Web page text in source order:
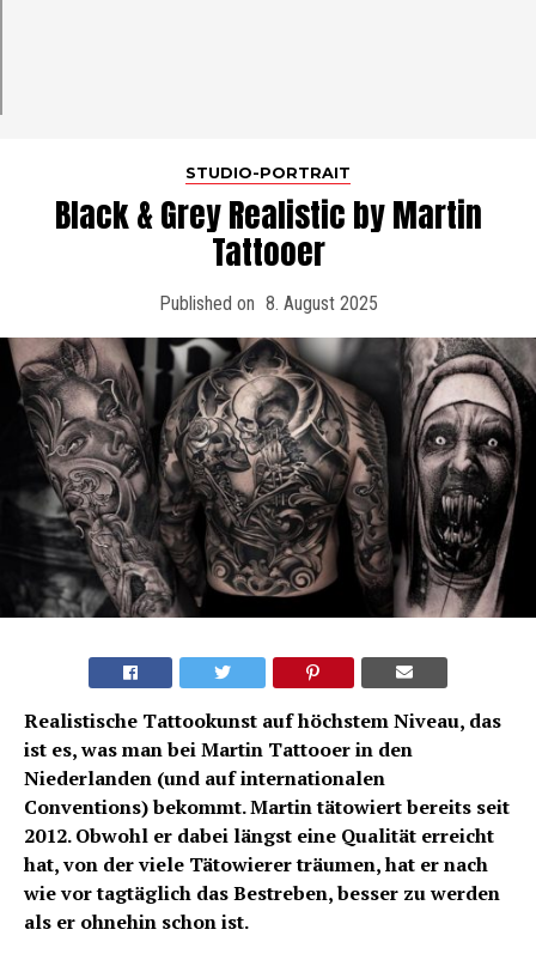
STUDIO-PORTRAIT
Black & Grey Realistic by Martin
Tattooer
Published on 8. August 2025
Realistische Tattookunst auf höchstem Niveau, das
ist es, was man bei Martin Tattooer in den
Niederlanden (und auf internationalen
Conventions) bekommt. Martin tätowiert bereits seit
2012. Obwohl er dabei längst eine Qualität erreicht
hat, von der viele Tätowierer träumen, hat er nach
wie vor tagtäglich das Bestreben, besser zu werden
als er ohnehin schon ist.